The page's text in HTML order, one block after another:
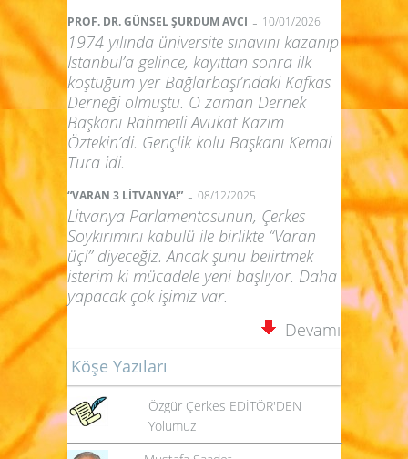
PROF. DR. GÜNSEL ŞURDUM AVCI - 10/01/2026
1974 yılında üniversite sınavını kazanıp
Istanbul’a gelince, kayıttan sonra ilk
koştuğum yer Bağlarbaşı’ndaki Kafkas
Derneği olmuştu. O zaman Dernek
Başkanı Rahmetli Avukat Kazım
Öztekin’di. Gençlik kolu Başkanı Kemal
Tura idi.
“VARAN 3 LİTVANYA!” - 08/12/2025
Litvanya Parlamentosunun, Çerkes
Soykırımını kabulü ile birlikte “Varan
üç!” diyeceğiz. Ancak şunu belirtmek
isterim ki mücadele yeni başlıyor. Daha
yapacak çok işimiz var.
Devamı
Köşe Yazıları
Özgür Çerkes EDİTÖR'DEN
Yolumuz